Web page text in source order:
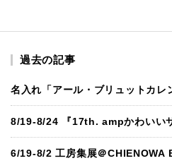
過去の記事
名入れ「アール・ブリュットカレ
8/19-8/24 『17th. ampかわいい
6/19-8/2 工房集展＠CHIENOWA